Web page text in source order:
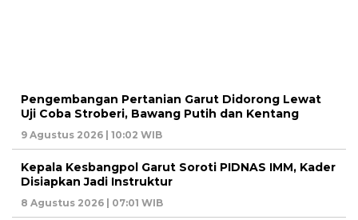
Pengembangan Pertanian Garut Didorong Lewat
Uji Coba Stroberi, Bawang Putih dan Kentang
9 Agustus 2026 | 10:02 WIB
Kepala Kesbangpol Garut Soroti PIDNAS IMM, Kader
Disiapkan Jadi Instruktur
8 Agustus 2026 | 07:01 WIB